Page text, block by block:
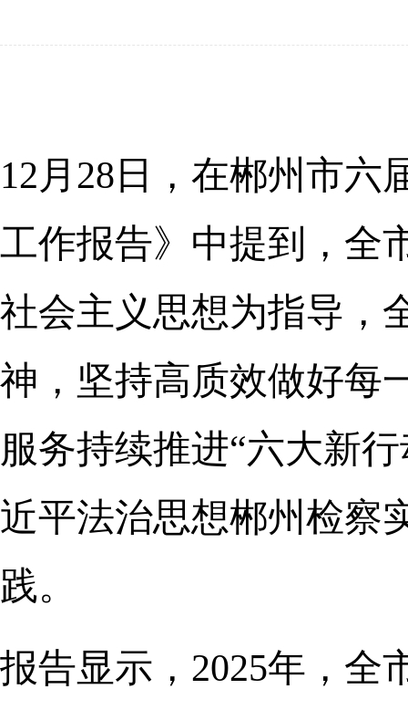
12月28日，在郴州市六
工作报告》中提到，全
社会主义思想为指导，
神，坚持高质效做好每
服务持续推进“六大新
近平法治思想郴州检察
践。
报告显示，2025年，全